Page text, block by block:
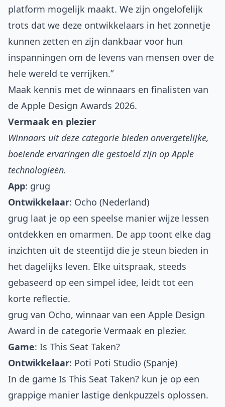
platform mogelijk maakt. We zijn ongelofelijk
trots dat we deze ontwikkelaars in het zonnetje
kunnen zetten en zijn dankbaar voor hun
inspanningen om de levens van mensen over de
hele wereld te verrijken.”
Maak kennis met de winnaars en finalisten van
de Apple Design Awards 2026.
Vermaak en plezier
Winnaars uit deze categorie bieden onvergetelijke,
boeiende ervaringen die gestoeld zijn op Apple
technologieën.
App: grug
Ontwikkelaar: Ocho (Nederland)
grug laat je op een speelse manier wijze lessen
ontdekken en omarmen. De app toont elke dag
inzichten uit de steentijd die je steun bieden in
het dagelijks leven. Elke uitspraak, steeds
gebaseerd op een simpel idee, leidt tot een
korte reflectie.
grug van Ocho, winnaar van een Apple Design
Award in de categorie Vermaak en plezier.
Game: Is This Seat Taken?
Ontwikkelaar: Poti Poti Studio (Spanje)
In de game Is This Seat Taken? kun je op een
grappige manier lastige denkpuzzels oplossen.